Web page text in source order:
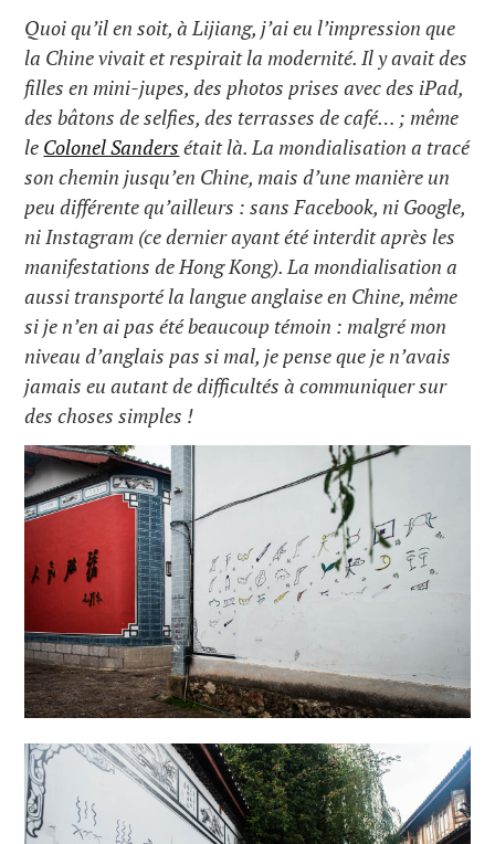
Quoi qu’il en soit, à Lijiang, j’ai eu l’impression que
la Chine vivait et respirait la modernité. Il y avait des
filles en mini-jupes, des photos prises avec des iPad,
des bâtons de selfies, des terrasses de café… ; même
le Colonel Sanders était là. La mondialisation a tracé
son chemin jusqu’en Chine, mais d’une manière un
peu différente qu’ailleurs : sans Facebook, ni Google,
ni Instagram (ce dernier ayant été interdit après les
manifestations de Hong Kong). La mondialisation a
aussi transporté la langue anglaise en Chine, même
si je n’en ai pas été beaucoup témoin : malgré mon
niveau d’anglais pas si mal, je pense que je n’avais
jamais eu autant de difficultés à communiquer sur
des choses simples !